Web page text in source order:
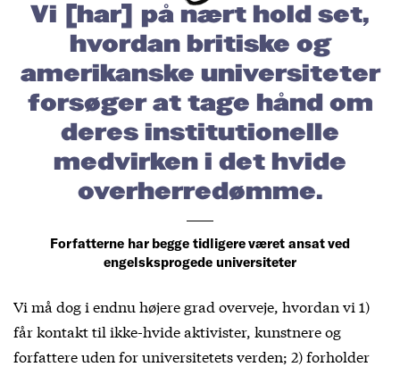
Vi [har] på nært hold set,
hvordan britiske og
amerikanske universiteter
forsøger at tage hånd om
deres institutionelle
medvirken i det hvide
overherredømme.
Forfatterne har begge tidligere været ansat ved
engelsksprogede universiteter
Vi må dog i endnu højere grad overveje, hvordan vi 1)
får kontakt til ikke-hvide aktivister, kunstnere og
forfattere uden for universitetets verden; 2) forholder